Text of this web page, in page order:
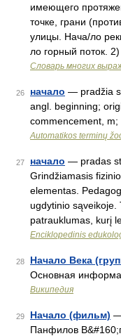
имеющего
точке, грани
улицы. Нача/ло
ло горный поток.
Словарь многих
26 начало — pradžia
angl. beginning;
commencement,
Automatikos terminų
27 начало — pradas
Grindžiamasis
elementas.
ugdytinio sąveikoje.
patrauklumas, kurį
Enciklopedinis
28 Начало Века
Основная
Википедия
29 Начало (фильм) —
Панфилов